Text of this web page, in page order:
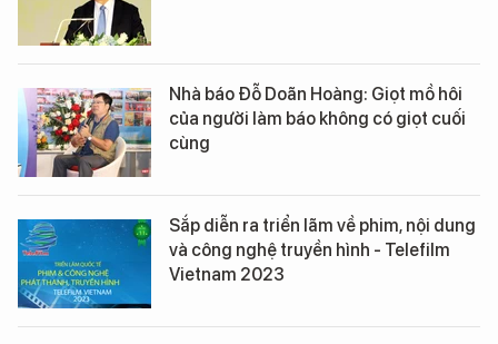
Nhà báo Đỗ Doãn Hoàng: Giọt mồ hôi
của người làm báo không có giọt cuối
cùng
Sắp diễn ra triển lãm về phim, nội dung
và công nghệ truyền hình - Telefilm
Vietnam 2023